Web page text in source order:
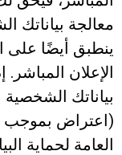
معالجة بياناتك
ينطبق أيضًا على
الإعلان
بياناتك
العامة لحماية